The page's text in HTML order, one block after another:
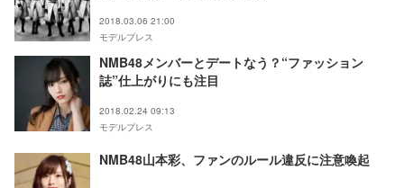
2018.03.06 21:00
モデルプレス
NMB48メンバーとデートなう？“ファッション
誌”仕上がりにも注目
2018.02.24 09:13
モデルプレス
NMB48山本彩、ファンのルール違反に注意喚起